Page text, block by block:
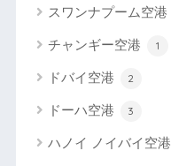
スワンナプーム空港
チャンギー空港 1
ドバイ空港 2
ドーハ空港 3
ハノイ ノイバイ空港